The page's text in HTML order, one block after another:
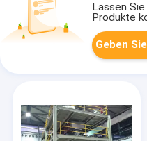
Lassen
Produkte
Geben